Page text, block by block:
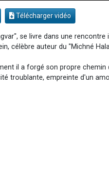
Télécharger vidéo
se livre dans une
célèbre auteur du "Michné
il a forgé son propre
troublante, empreinte d'un